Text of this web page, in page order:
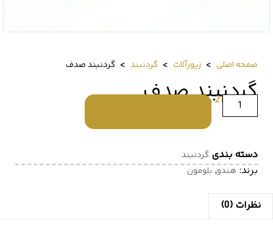
صفحه اصلی > زیورآلات > گردنبند > گردنبند صدف
گردنبند صدف
21,000,000﷼
دسته بندی گردنبند
برند: هندو, بلومون
نظرات (0)